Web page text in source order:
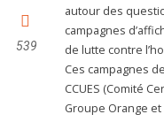
539
autour des
campagnes
de lutte contre
Ces campagnes
CCUES (Comité
Groupe Orange